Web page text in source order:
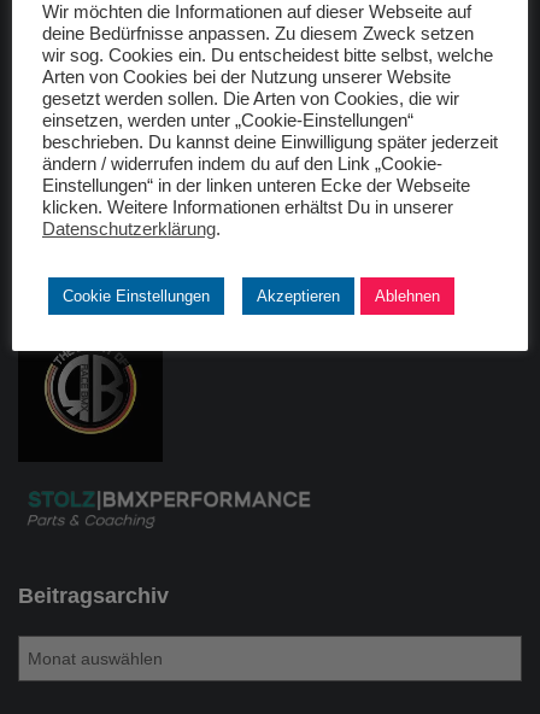
ADAC gelbhilft
Freunde
raceBMX Germany
Beitragsarchiv
Wir möchten die Informationen auf dieser Webseite auf
deine Bedürfnisse anpassen. Zu diesem Zweck setzen
wir sog. Cookies ein. Du entscheidest bitte selbst, welche
Arten von Cookies bei der Nutzung unserer Website
gesetzt werden sollen. Die Arten von Cookies, die wir
einsetzen, werden unter „Cookie-Einstellungen“
beschrieben. Du kannst deine Einwilligung später jederzeit
ändern / widerrufen indem du auf den Link „Cookie-
Einstellungen“ in der linken unteren Ecke der Webseite
klicken. Weitere Informationen erhältst Du in unserer
Datenschutzerklärung.
Cookie Einstellungen Akzeptieren Ablehnen